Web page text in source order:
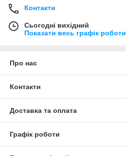
Контакти
Сьогодні вихідний
Показати весь графік роботи
Про нас
Контакти
Доставка та оплата
Графік роботи